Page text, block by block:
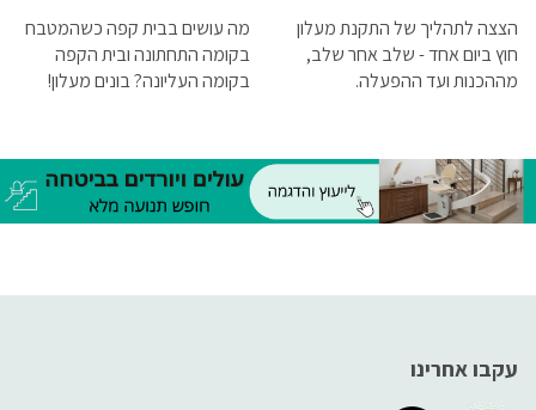
מה עושים בבית קפה כשהמטבח
בקומה התחתונה ובית הקפה
בקומה העליונה? בונים מעלון!
הצצה לתהליך של התקנת מעלון
חוץ ביום אחד - שלב אחר שלב,
מההכנות ועד ההפעלה.
עקבו אחרינו